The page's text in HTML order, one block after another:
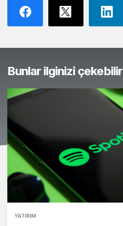
Bunlar ilginizi çekebilir
YATIRIM